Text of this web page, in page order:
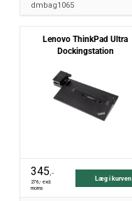
dmbag1065
Lenovo ThinkPad Ultra
Dockingstation
345,-
276,- excl.
moms
Læg i kurven